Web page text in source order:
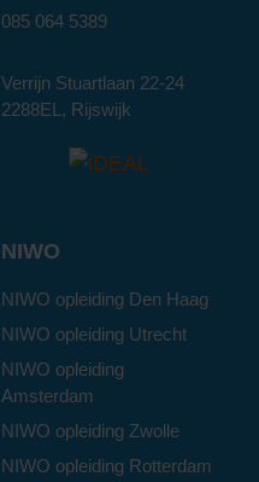
085 064 5389
Verrijn Stuartlaan 22-24
2288EL, Rijswijk
NIWO
NIWO opleiding Den Haag
NIWO opleiding Utrecht
NIWO opleiding
Amsterdam
NIWO opleiding Zwolle
NIWO opleiding Rotterdam